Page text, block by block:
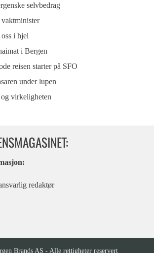
selvbedrag
vaktminister
i hjel
i Bergen
reisen starter på SFO
under lupen
virkeligheten
redaktør
Brands AS - Alle rettigheter reservert